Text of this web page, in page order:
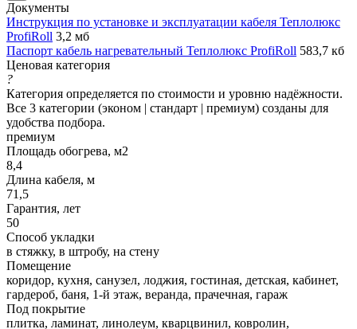
Документы
Инструкция по установке и эксплуатации кабеля Теплолюкс
ProfiRoll 3,2 мб
Паспорт кабель нагревательный Теплолюкс ProfiRoll 583,7 кб
Ценовая категория
?
Категория определяется по стоимости и уровню надёжности.
Все 3 категории (эконом | стандарт | премиум) созданы для
удобства подбора.
премиум
Площадь обогрева, м2
8,4
Длина кабеля, м
71,5
Гарантия, лет
50
Способ укладки
в стяжку, в штробу, на стену
Помещение
коридор, кухня, санузел, лоджия, гостиная, детская, кабинет,
гардероб, баня, 1-й этаж, веранда, прачечная, гараж
Под покрытие
плитка, ламинат, линолеум, кварцвинил, ковролин,